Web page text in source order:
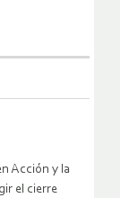
Acción y la
el cierre